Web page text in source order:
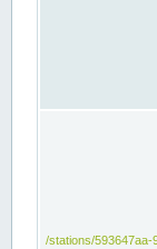
/stations/593647aa-